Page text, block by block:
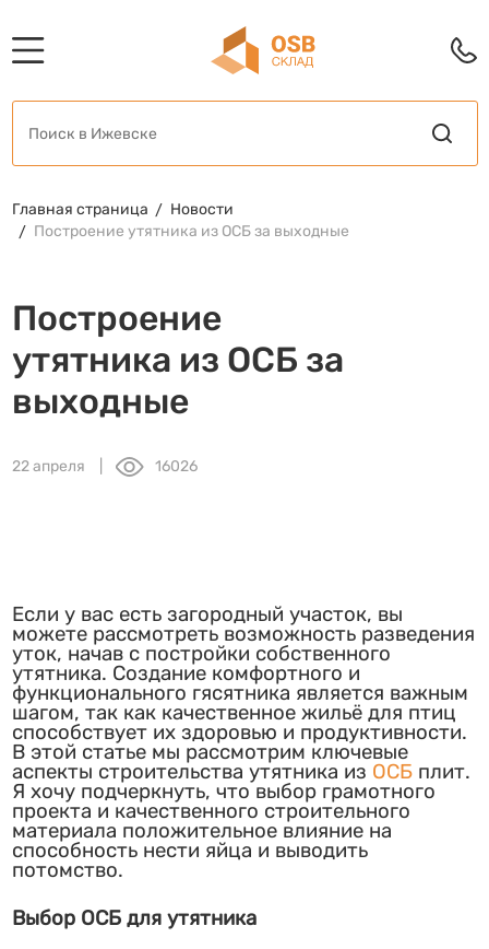
Главная страница
Новости
Построение утятника из ОСБ за выходные
Построение
утятника из ОСБ за
выходные
22 апреля 16026
Если у вас есть загородный участок, вы
можете рассмотреть возможность разведения
уток, начав с постройки собственного
утятника. Создание комфортного и
функционального гясятника является важным
шагом, так как качественное жильё для птиц
способствует их здоровью и продуктивности.
В этой статье мы рассмотрим ключевые
аспекты строительства утятника из ОСБплит.
Я хочу подчеркнуть, что выбор грамотного
проекта и качественного строительного
материала положительное влияние на
способность нести яйца и выводить
потомство.
Выбор ОСБ для утятника